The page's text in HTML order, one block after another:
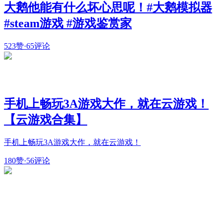
大鹅他能有什么坏心思呢！#大鹅模拟器
#steam游戏 #游戏鉴赏家
523赞·65评论
手机上畅玩3A游戏大作，就在云游戏！
【云游戏合集】
手机上畅玩3A游戏大作，就在云游戏！
180赞·56评论